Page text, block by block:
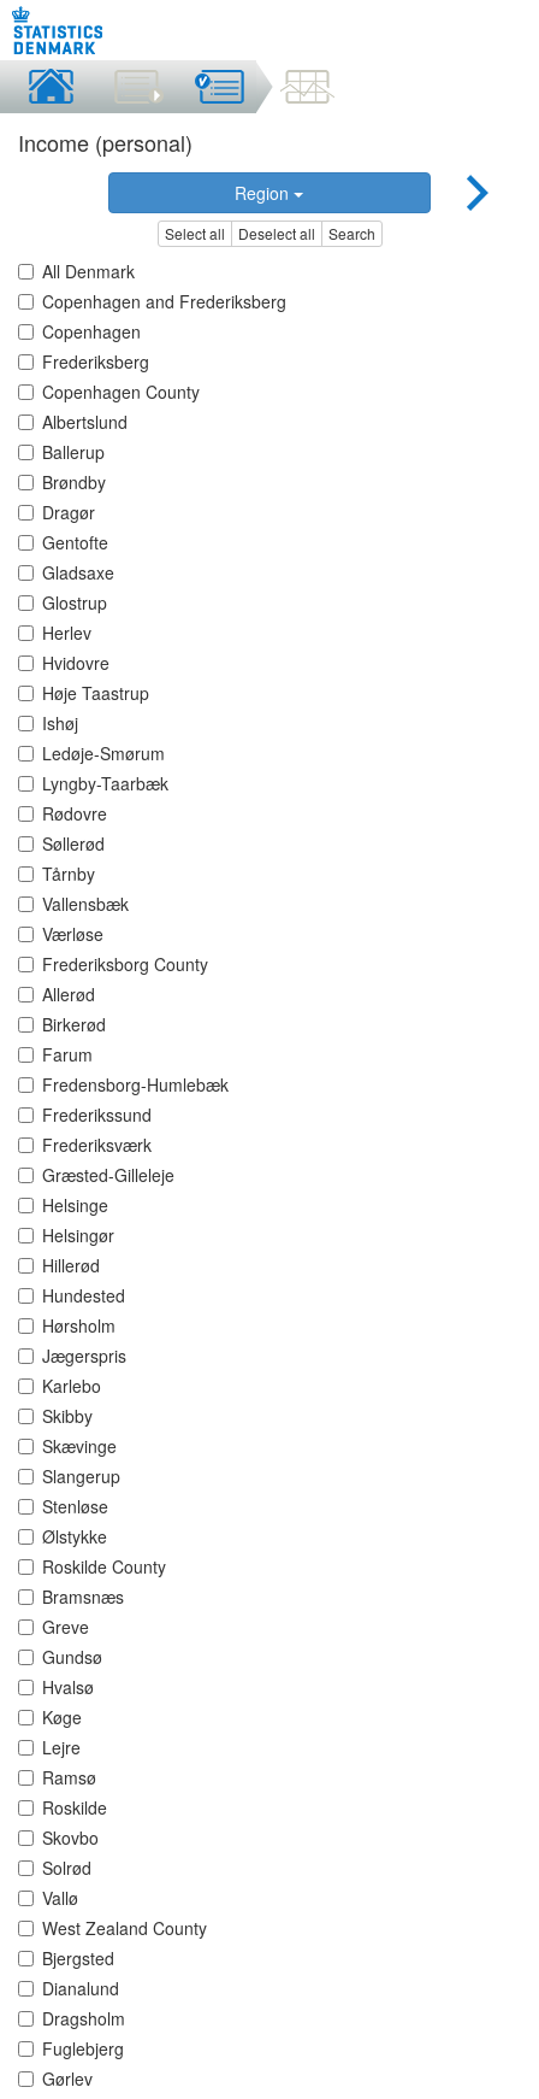
Income (personal)
Region
Select all Deselect all Search
All Denmark
Copenhagen and Frederiksberg
Copenhagen
Frederiksberg
Copenhagen County
Albertslund
Ballerup
Brøndby
Dragør
Gentofte
Gladsaxe
Glostrup
Herlev
Hvidovre
Høje Taastrup
Ishøj
Ledøje-Smørum
Lyngby-Taarbæk
Rødovre
Søllerød
Tårnby
Vallensbæk
Værløse
Frederiksborg County
Allerød
Birkerød
Farum
Fredensborg-Humlebæk
Frederikssund
Frederiksværk
Græsted-Gilleleje
Helsinge
Helsingør
Hillerød
Hundested
Hørsholm
Jægerspris
Karlebo
Skibby
Skævinge
Slangerup
Stenløse
Ølstykke
Roskilde County
Bramsnæs
Greve
Gundsø
Hvalsø
Køge
Lejre
Ramsø
Roskilde
Skovbo
Solrød
Vallø
West Zealand County
Bjergsted
Dianalund
Dragsholm
Fuglebjerg
Gørlev